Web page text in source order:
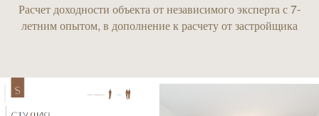
Расчет доходности объекта от независимого эксперта с 7-
летним опытом, в дополнение к расчету от застройщика